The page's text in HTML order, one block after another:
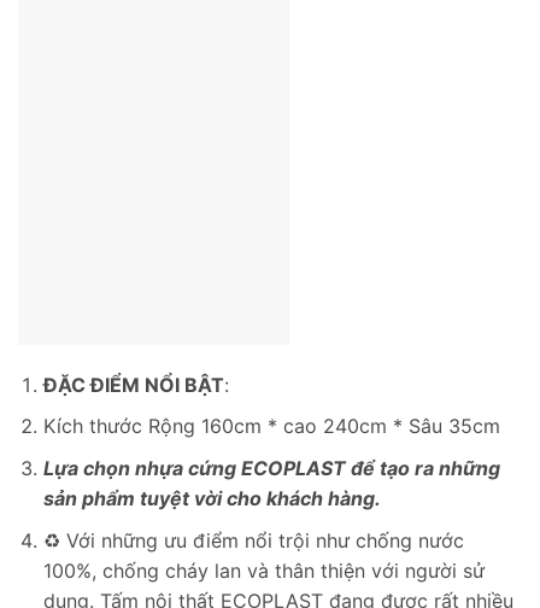
ĐẶC ĐIỂM NỔI BẬT:
Kích thước Rộng 160cm * cao 240cm * Sâu 35cm
Lựa chọn nhựa cứng ECOPLAST để tạo ra những
sản phẩm tuyệt vờicho khách hàng.
♻️ Với những ưu điểm nổi trội như chống nước
100%, chống cháy lan và thân thiện với người sử
dụng. Tấm nội thất ECOPLAST đang được rất nhiều